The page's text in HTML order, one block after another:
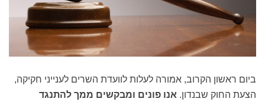
ביום ראשון הקרוב, אמורה לעלות לוועדת השרים לענייני חקיקה,
הצעת החוק שבנדון. אנו פונים ומבקשים ממך להתנגד